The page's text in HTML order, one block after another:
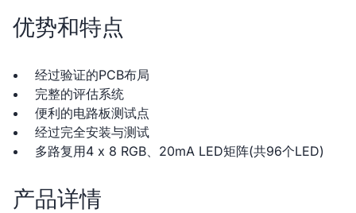
优势和特点
经过验证的PCB布局
完整的评估系统
便利的电路板测试点
经过完全安装与测试
多路复用4 x 8 RGB、20mA LED矩阵(共96个LED)
产品详情